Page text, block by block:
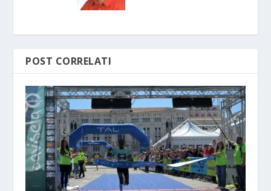
POST CORRELATI